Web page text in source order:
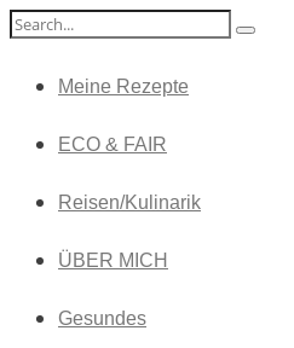
Meine Rezepte
ECO & FAIR
Reisen/Kulinarik
ÜBER MICH
Gesundes